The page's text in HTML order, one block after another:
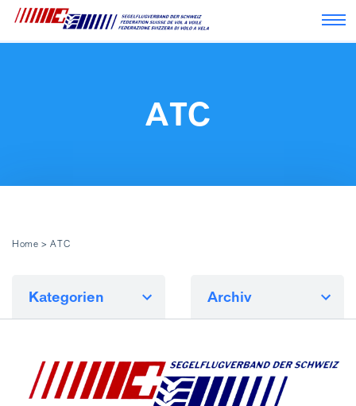
ATC
Home >ATC
Kategorien Archiv